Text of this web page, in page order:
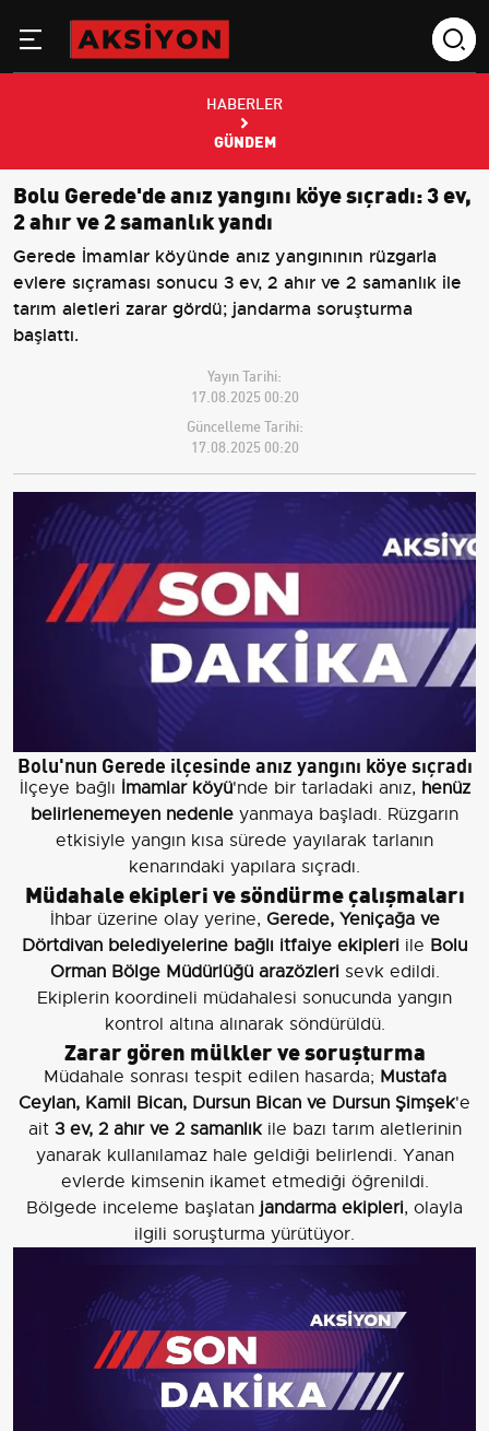
HABERLER
GÜNDEM
Bolu Gerede'de anız yangını köye sıçradı: 3 ev,
2 ahır ve 2 samanlık yandı
Gerede İmamlar köyünde anız yangınının rüzgarla
evlere sıçraması sonucu 3 ev, 2 ahır ve 2 samanlık ile
tarım aletleri zarar gördü; jandarma soruşturma
başlattı.
Yayın Tarihi:
17.08.2025 00:20
Güncelleme Tarihi:
17.08.2025 00:20
Bolu'nun Gerede ilçesinde anız yangını köye sıçradı
İlçeye bağlı İmamlar köyü'nde bir tarladaki anız, henüz
belirlenemeyen nedenle yanmaya başladı. Rüzgarın
etkisiyle yangın kısa sürede yayılarak tarlanın
kenarındaki yapılara sıçradı.
Müdahale ekipleri ve söndürme çalışmaları
İhbar üzerine olay yerine, Gerede, Yeniçağa ve
Dörtdivan belediyelerine bağlı itfaiye ekipleri ile Bolu
Orman Bölge Müdürlüğü arazözlerisevk edildi.
Ekiplerin koordineli müdahalesi sonucunda yangın
kontrol altına alınarak söndürüldü.
Zarar gören mülkler ve soruşturma
Müdahale sonrası tespit edilen hasarda; Mustafa
Ceylan, Kamil Bican, Dursun Bican ve Dursun Şimşek'e
ait 3 ev, 2 ahır ve 2 samanlıkile bazı tarım aletlerinin
yanarak kullanılamaz hale geldiği belirlendi. Yanan
evlerde kimsenin ikamet etmediği öğrenildi.
Bölgede inceleme başlatan jandarma ekipleri, olayla
ilgili soruşturma yürütüyor.